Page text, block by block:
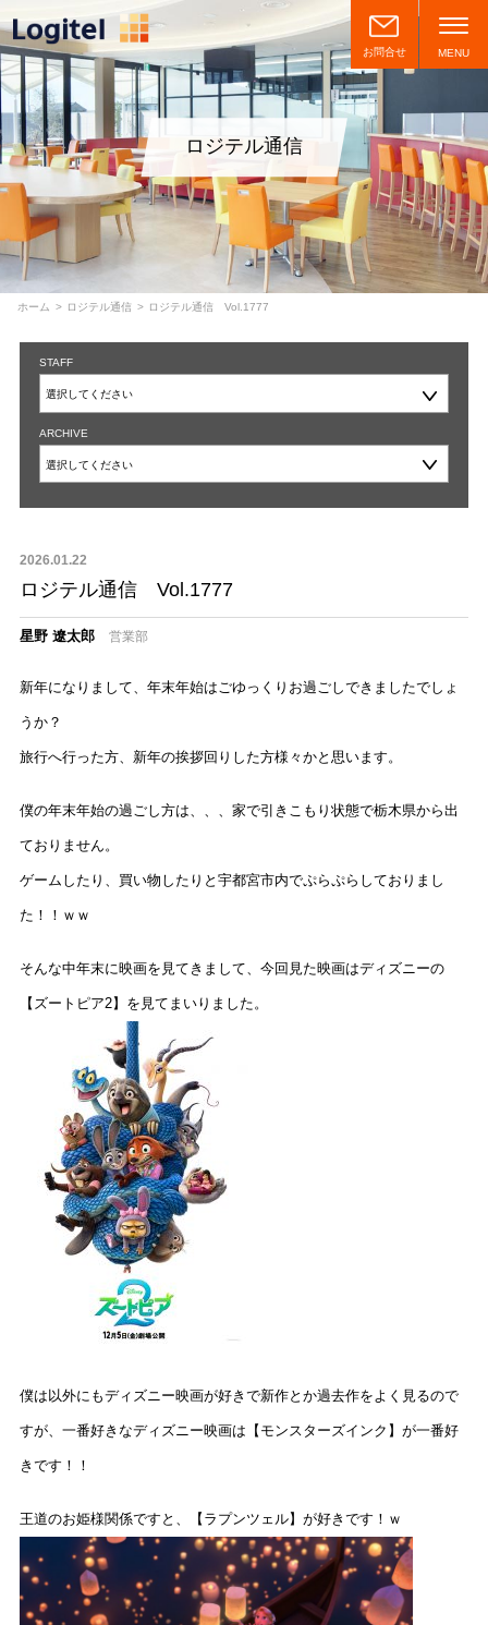
お問合せ MENU
ロジテル通信
ホーム ロジテル通信 ロジテル通信 Vol.1777
STAFF
ARCHIVE
2026.01.22
ロジテル通信 Vol.1777
星野 遼太郎 営業部
新年になりまして、年末年始はごゆっくりお過ごしできましたでしょ
うか？
旅行へ行った方、新年の挨拶回りした方様々かと思います。
僕の年末年始の過ごし方は、、、家で引きこもり状態で栃木県から出
ておりません。
ゲームしたり、買い物したりと宇都宮市内でぷらぷらしておりまし
た！！ｗｗ
そんな中年末に映画を見てきまして、今回見た映画はディズニーの
【ズートピア2】を見てまいりました。
僕は以外にもディズニー映画が好きで新作とか過去作をよく見るので
すが、一番好きなディズニー映画は【モンスターズインク】が一番好
きです！！
王道のお姫様関係ですと、【ラプンツェル】が好きです！ｗ